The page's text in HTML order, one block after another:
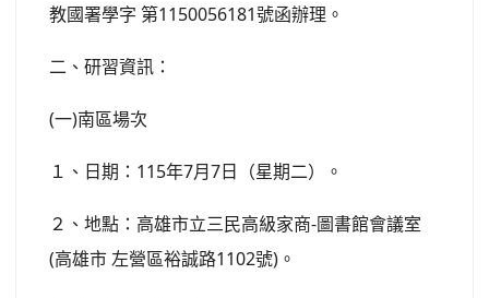
教國署學字 第1150056181號函辦理。
二、研習資訊：
(一)南區場次
１、日期：115年7月7日（星期二）。
２、地點：高雄市立三民高級家商-圖書館會議室
(高雄市 左營區裕誠路1102號)。